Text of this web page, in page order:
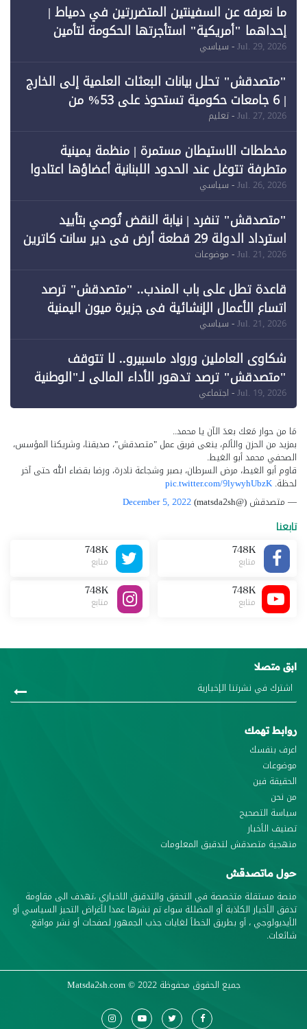
ما نعرفه عن السفينتين المتضررتين في دمياط |
إحداهما "أمريكية" استأجرتها الحكومة لتأمين
احتياجات الطاقة
Jul. 29, 2026- سياسي
"متصدقش" تحلل بيانات البعثات العلمية إلى الخارج
| 6 جامعات حكومية تستحوذ على 53% من
Jul. 27, 2026- تعليم
مخططات الاستيطان مستمرة | منظمة يمينية
متطرفة تتوغل عند الحدود اللبنانية أعضاؤها اعتادوا
خرق الحدود
Jul. 26, 2026- سياسي
"متصدقش" تنفرد | نيابة النقض تُوصي بتأييد
استرداد الدولة 29 قطعة أرض في دير سانت كاترين
وقبول طعن الحكومة جزئيًا (1)
Jul. 21, 2026- موضوعات
قاعدة تطل على باب المندب.. "متصدقش" ترصد
اتساع الأعمال الإنشائية في جزيرة ميون اليمنية
Jul. 21, 2026- سياسي
شكاوى العاملين ورواد ماسبيرو.. لا تتوقف
"متصدقش" ترصد تدهور الأداء المالي لـ"الوطنية
للإعلام"
Jul. 19, 2026- اجتماعي
مَا من حوار مَعك بعدَ الآن يا محمد..
بمزيد من الحزن والألم، ينعى فريق عمل "متصدقش"، صديقنا، وشريكنا المؤسس،
الصحفي محمد أبو الغيط.
قاوم أبو الغيط، مرض السرطان، بصبر وشجاعة نادرة، ورضا بقضاء الله حتى آخر
لحظة. pic.twitter.com/9lywyhUbzK
— متصدقش (@matsda2sh)
December 5, 2022
تابعنا
748K
متابع
748K
متابع
748K
متابع
748K
متابع
ابق متصلا
روابط تهمك
اعرف بنفسك
موضوعات
الحقيقة فين
من نحن
سياسة التصحيح
تصنيف الأخبار
منهجية متصدقش لتدقيق المعلومات
حول ماتصدقش
منصة مستقلة متخصصة في التحقق والتدقيق الاخباري ،تهدف الى مقاومة
تدفق الأخبار الكاذبة أو المضللة سواء تم نشرها عمدا لأغراض التحيز السياسي أو
الأيديولوجي ، أو بطريق الخطأ لغايات جذب الجمهور لصفحات أو نشر مواقع.
شائعات.
جميع الحقوق محفوظة Matsda2sh.com© 2022